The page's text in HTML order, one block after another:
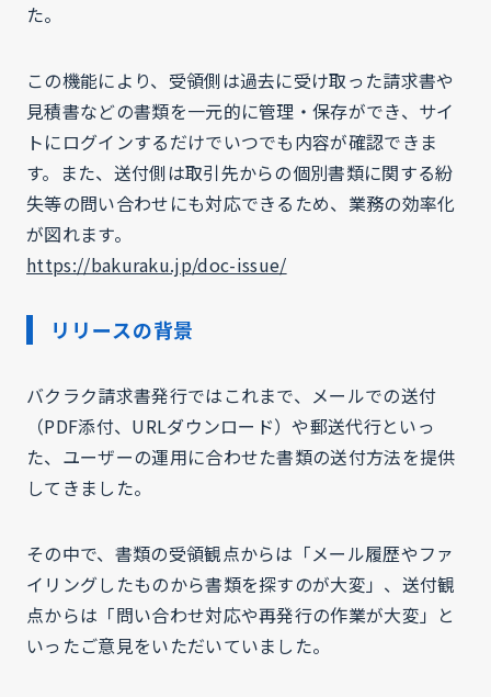
た。
この機能により、受領側は過去に受け取った請求書や
見積書などの書類を一元的に管理・保存ができ、サイ
トにログインするだけでいつでも内容が確認できま
す。また、送付側は取引先からの個別書類に関する紛
失等の問い合わせにも対応できるため、業務の効率化
が図れます。
https://bakuraku.jp/doc-issue/
リリースの背景
バクラク請求書発行ではこれまで、メールでの送付
（PDF添付、URLダウンロード）や郵送代行といっ
た、ユーザーの運用に合わせた書類の送付方法を提供
してきました。
その中で、書類の受領観点からは「メール履歴やファ
イリングしたものから書類を探すのが大変」、送付観
点からは「問い合わせ対応や再発行の作業が大変」と
いったご意見をいただいていました。